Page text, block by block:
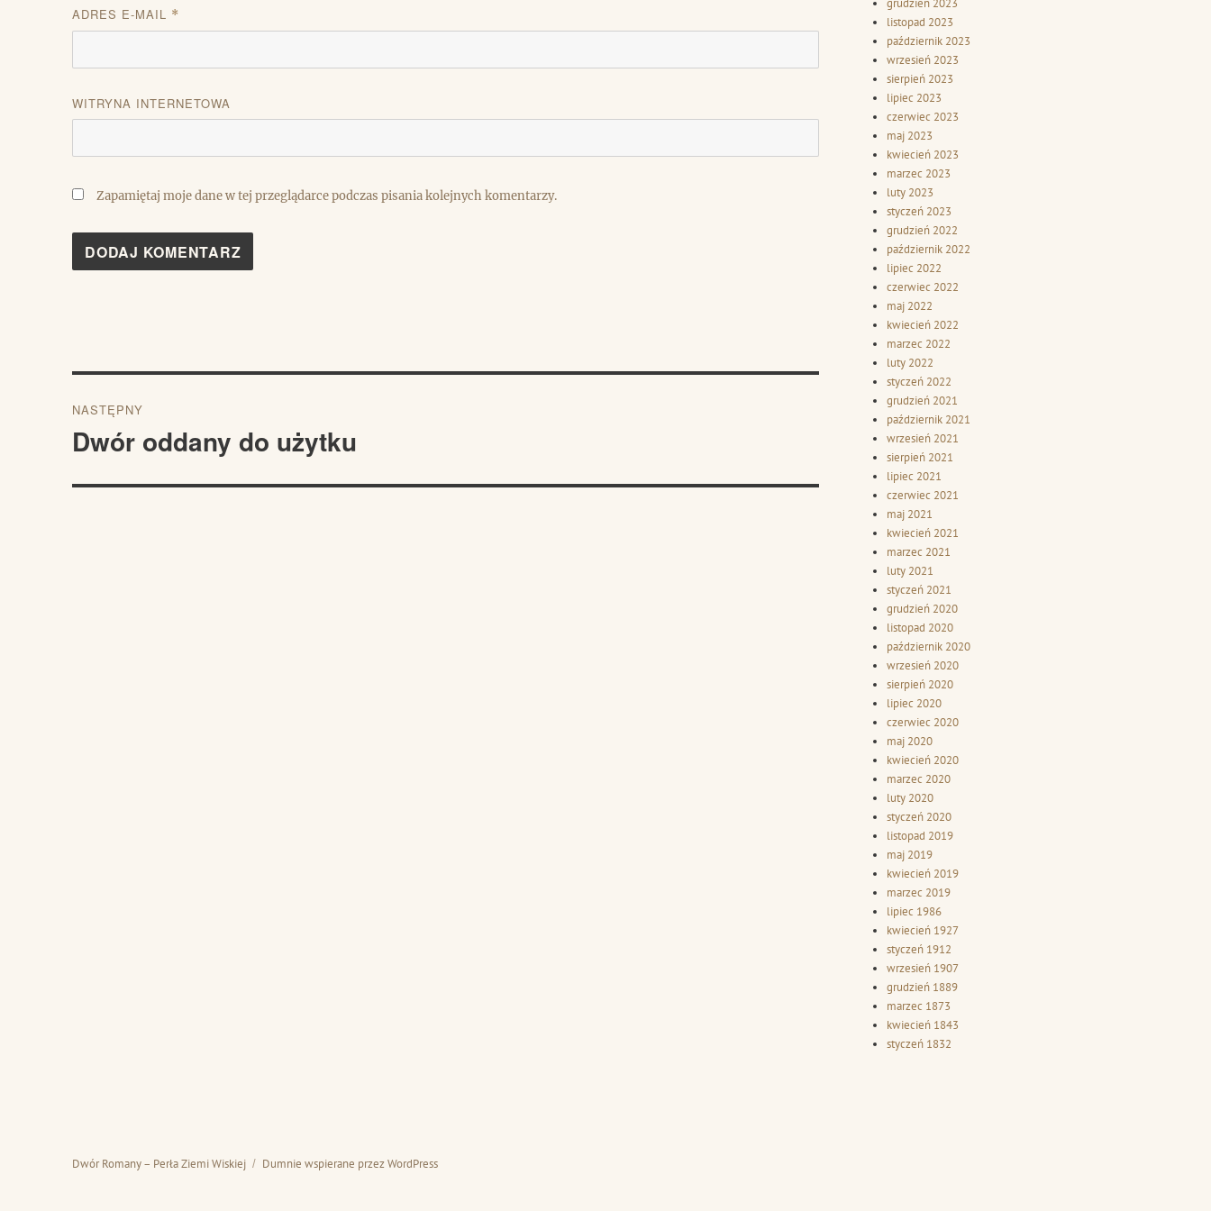
ADRES E-MAIL *
WITRYNA INTERNETOWA
Zapamiętaj moje dane w tej przeglądarce podczas pisania kolejnych komentarzy.
wpisu
NASTĘPNY
Następny
Dwór oddany do użytku
grudzień 2023
listopad 2023
październik 2023
wrzesień 2023
sierpień 2023
lipiec 2023
czerwiec 2023
maj 2023
kwiecień 2023
marzec 2023
luty 2023
styczeń 2023
grudzień 2022
październik 2022
lipiec 2022
czerwiec 2022
maj 2022
kwiecień 2022
marzec 2022
luty 2022
styczeń 2022
grudzień 2021
październik 2021
wrzesień 2021
sierpień 2021
lipiec 2021
czerwiec 2021
maj 2021
kwiecień 2021
marzec 2021
luty 2021
styczeń 2021
grudzień 2020
listopad 2020
październik 2020
wrzesień 2020
sierpień 2020
lipiec 2020
czerwiec 2020
maj 2020
kwiecień 2020
marzec 2020
luty 2020
styczeń 2020
listopad 2019
maj 2019
kwiecień 2019
marzec 2019
lipiec 1986
kwiecień 1927
styczeń 1912
wrzesień 1907
grudzień 1889
marzec 1873
kwiecień 1843
styczeń 1832
Dwór Romany – Perła Ziemi Wiskiej Dumnie wspierane przez WordPress